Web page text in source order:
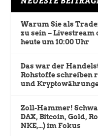
Warum Sie als
zu sein – Livestream
heute um 10:00 Uhr
Das war der
Rohstoffe schreiben
und
Zoll-Hammer!
DAX, Bitcoin, Gold,
NKE,…) im Fokus